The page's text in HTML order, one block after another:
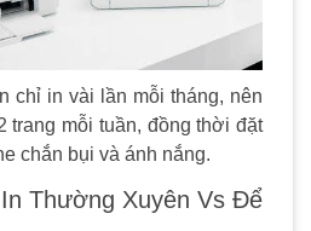
chỉ in vài lần mỗi tháng, nên
trang mỗi tuần, đồng thời đặt
chắn bụi và ánh nắng.
Thường Xuyên Vs Để